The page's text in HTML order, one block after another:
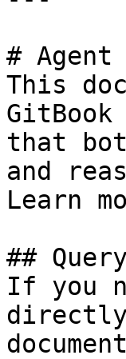
#
This
that
and
Learn
##
If you